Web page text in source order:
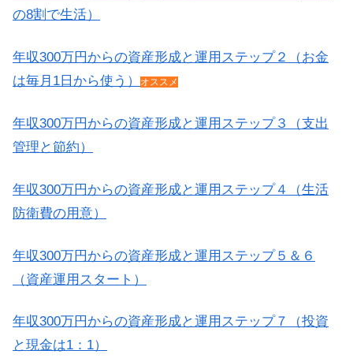
の8割で生活）
年収300万円からの資産形成と運用ステップ２（お金
は毎月1日から使う）
オススメ
年収300万円からの資産形成と運用ステップ３（支出
管理と節約）
年収300万円からの資産形成と運用ステップ４（生活
防衛費の用意）
年収300万円からの資産形成と運用ステップ５＆６
（資産運用スタート）
年収300万円からの資産形成と運用ステップ７（投資
と現金は1：1）